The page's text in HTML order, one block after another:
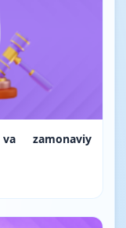
zamonaviy